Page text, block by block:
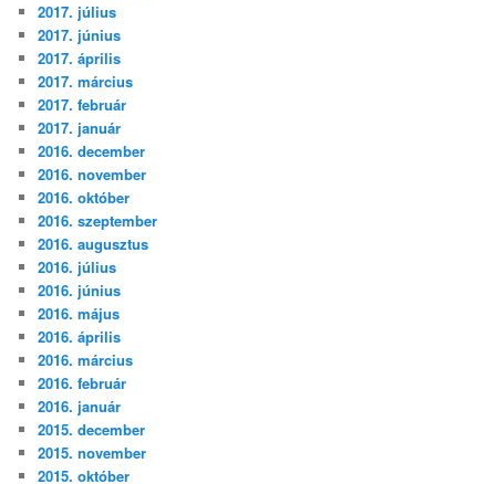
2017. július
2017. június
2017. április
2017. március
2017. február
2017. január
2016. december
2016. november
2016. október
2016. szeptember
2016. augusztus
2016. július
2016. június
2016. május
2016. április
2016. március
2016. február
2016. január
2015. december
2015. november
2015. október